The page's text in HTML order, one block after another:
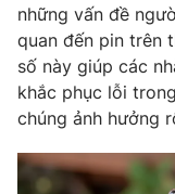
VTV Money
VTV Sức khoẻ
Thị trường 24h
những vấn đề
quan đến pin trên
số này giúp các
khắc phục lỗi
chúng ảnh hưởng